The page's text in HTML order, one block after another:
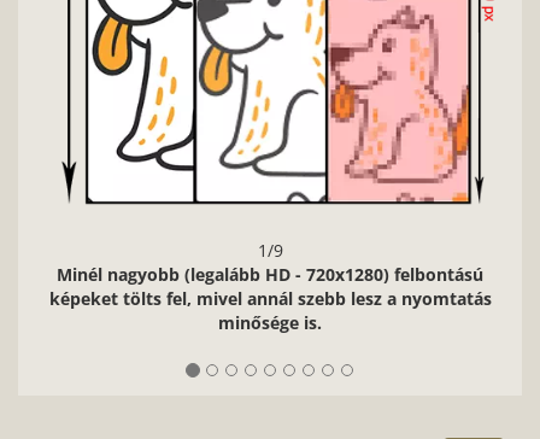
1/9
Minél nagyobb (legalább HD - 720x1280) felbontású
képeket tölts fel, mivel annál szebb lesz a nyomtatás
minősége is.